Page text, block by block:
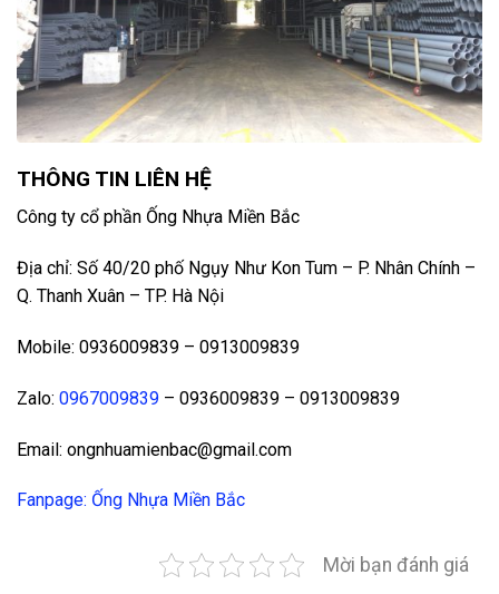
THÔNG TIN LIÊN HỆ
Công ty cổ phần Ống Nhựa Miền Bắc
Địa chỉ: Số 40/20 phố Ngụy Như Kon Tum – P. Nhân Chính –
Q. Thanh Xuân – TP. Hà Nội
Mobile: 0936009839 – 0913009839
Zalo: 0967009839 – 0936009839 – 0913009839
Email: ongnhuamienbac@gmail.com
Fanpage: Ống Nhựa Miền Bắc
Mời bạn đánh giá